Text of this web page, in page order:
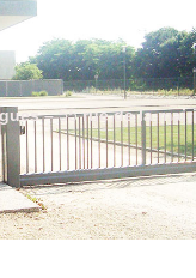
– 55 rue de la